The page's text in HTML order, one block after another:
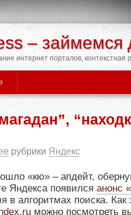
– займемся
интернет порталов,
рубрики Яндекс
«кю» – апдейт,
Яндекса появился анонс
в алгоритмах поиска.
можно посмотреть